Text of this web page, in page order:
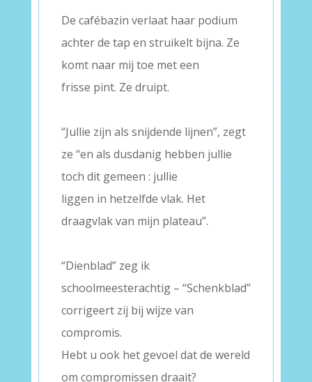
De cafébazin verlaat haar podium
achter de tap en struikelt bijna. Ze
komt naar mij toe met een
frisse pint. Ze druipt.
“Jullie zijn als snijdende lijnen”, zegt
ze “en als dusdanig hebben jullie
toch dit gemeen : jullie
liggen in hetzelfde vlak. Het
draagvlak van mijn plateau”.
“Dienblad” zeg ik
schoolmeesterachtig – “Schenkblad”
corrigeert zij bij wijze van
compromis.
Hebt u ook het gevoel dat de wereld
om compromissen draait?